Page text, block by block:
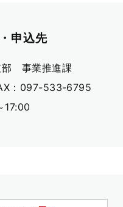
申込先
部 事業推進課
：097-533-6795